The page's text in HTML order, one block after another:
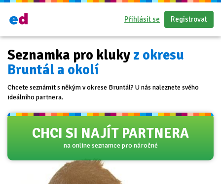
Přihlásit se Registrovat
Seznamka pro kluky z okresu
Bruntál a okolí
Chcete seznámit s někým v okrese Bruntál? U nás naleznete svého
ideálního partnera.
CHCI SI NAJÍT PARTNERA
na online seznamce pro náročné